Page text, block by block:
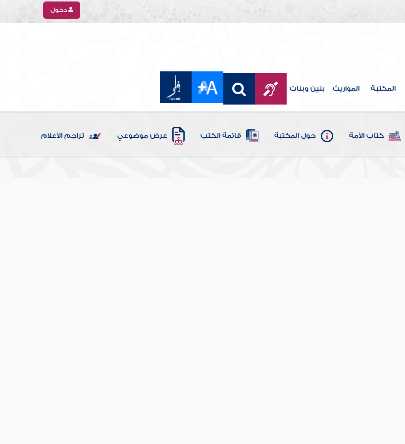
دخول
المكتبة المواريث بنين وبنات
كتاب الأمة حول المكتبة قائمة الكتب عرض موضوعي تراجم الأعلام